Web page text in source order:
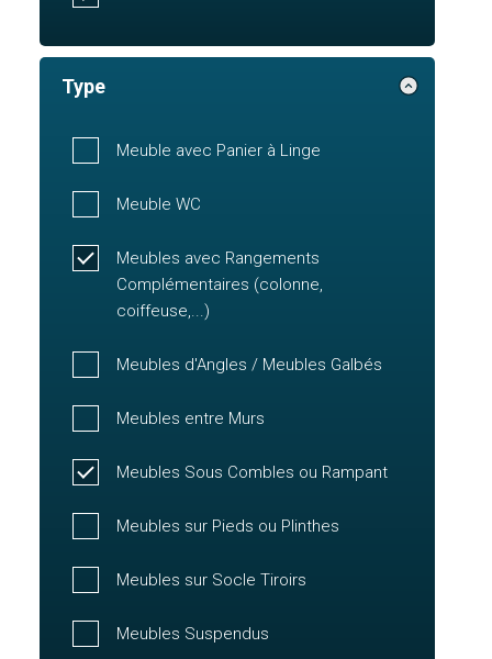
Type
Meuble avec Panier à Linge
Meuble WC
Meubles avec Rangements
Complémentaires (colonne,
coiffeuse,...)
Meubles d'Angles / Meubles Galbés
Meubles entre Murs
Meubles Sous Combles ou Rampant
Meubles sur Pieds ou Plinthes
Meubles sur Socle Tiroirs
Meubles Suspendus